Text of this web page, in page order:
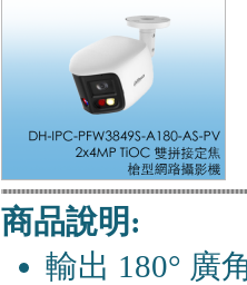
商品說明:
輸出 180° 廣